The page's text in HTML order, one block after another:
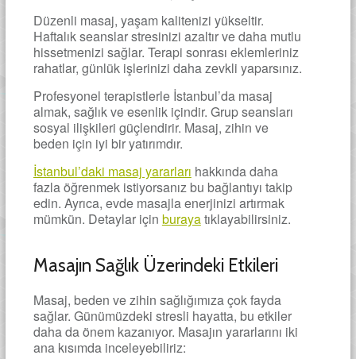
Düzenli masaj, yaşam kalitenizi yükseltir.
Haftalık seanslar stresinizi azaltır ve daha mutlu
hissetmenizi sağlar. Terapi sonrası eklemleriniz
rahatlar, günlük işlerinizi daha zevkli yaparsınız.
Profesyonel terapistlerle İstanbul’da masaj
almak, sağlık ve esenlik içindir. Grup seansları
sosyal ilişkileri güçlendirir. Masaj, zihin ve
beden için iyi bir yatırımdır.
İstanbul’daki masaj yararları hakkında daha
fazla öğrenmek istiyorsanız bu bağlantıyı takip
edin. Ayrıca, evde masajla enerjinizi artırmak
mümkün. Detaylar için burayatıklayabilirsiniz.
Masajın Sağlık Üzerindeki Etkileri
Masaj, beden ve zihin sağlığımıza çok fayda
sağlar. Günümüzdeki stresli hayatta, bu etkiler
daha da önem kazanıyor. Masajın yararlarını iki
ana kısımda inceleyebiliriz: